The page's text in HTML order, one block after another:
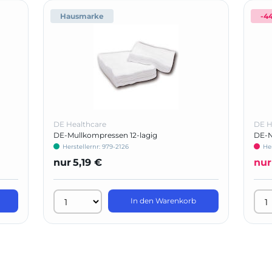
Hausmarke
DE Healthcare
DE-Mullkompressen 12-lagig
Herstellernr: 979-2126
nur5,19 €
In den Warenkorb
-
DE
DE-
nur